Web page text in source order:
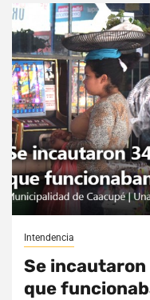
Intendencia
Se
que